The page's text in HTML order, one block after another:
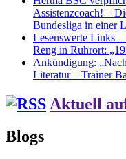
Assistenzcoach! –
Bundesliga in einer
Lesenswerte Links
Reng in Ruhrort:
Ankündigung:
Literatur – Trainer
Aktuell
Blogs